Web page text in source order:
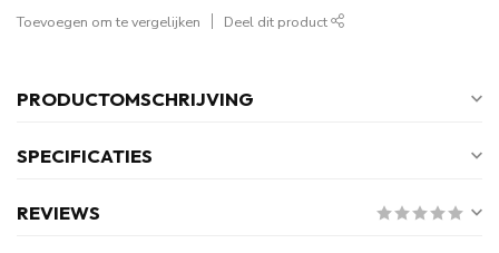
Toevoegen om te vergelijken Deel dit product
PRODUCTOMSCHRIJVING
SPECIFICATIES
REVIEWS